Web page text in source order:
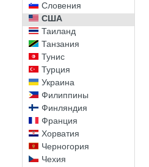
Словения
США
Таиланд
Танзания
Тунис
Турция
Украина
Филиппины
Финляндия
Франция
Хорватия
Черногория
Чехия